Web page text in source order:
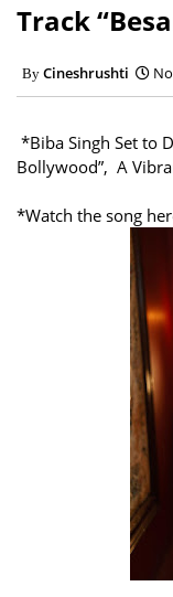
Track
Cineshrushti
*Biba Singh Set to
Bollywood”, A
*Watch the song